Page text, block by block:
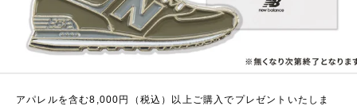
アパレルを含む8,000円（税込）以上ご購入でプレゼントいたしま